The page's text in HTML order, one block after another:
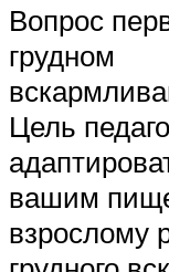
Вопрос
грудном
Цель
вашим
взрослому